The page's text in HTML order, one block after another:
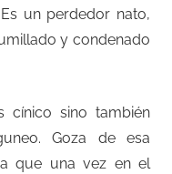
un perdedor nato,
y condenado
cínico sino también
Goza de esa
que una vez en el